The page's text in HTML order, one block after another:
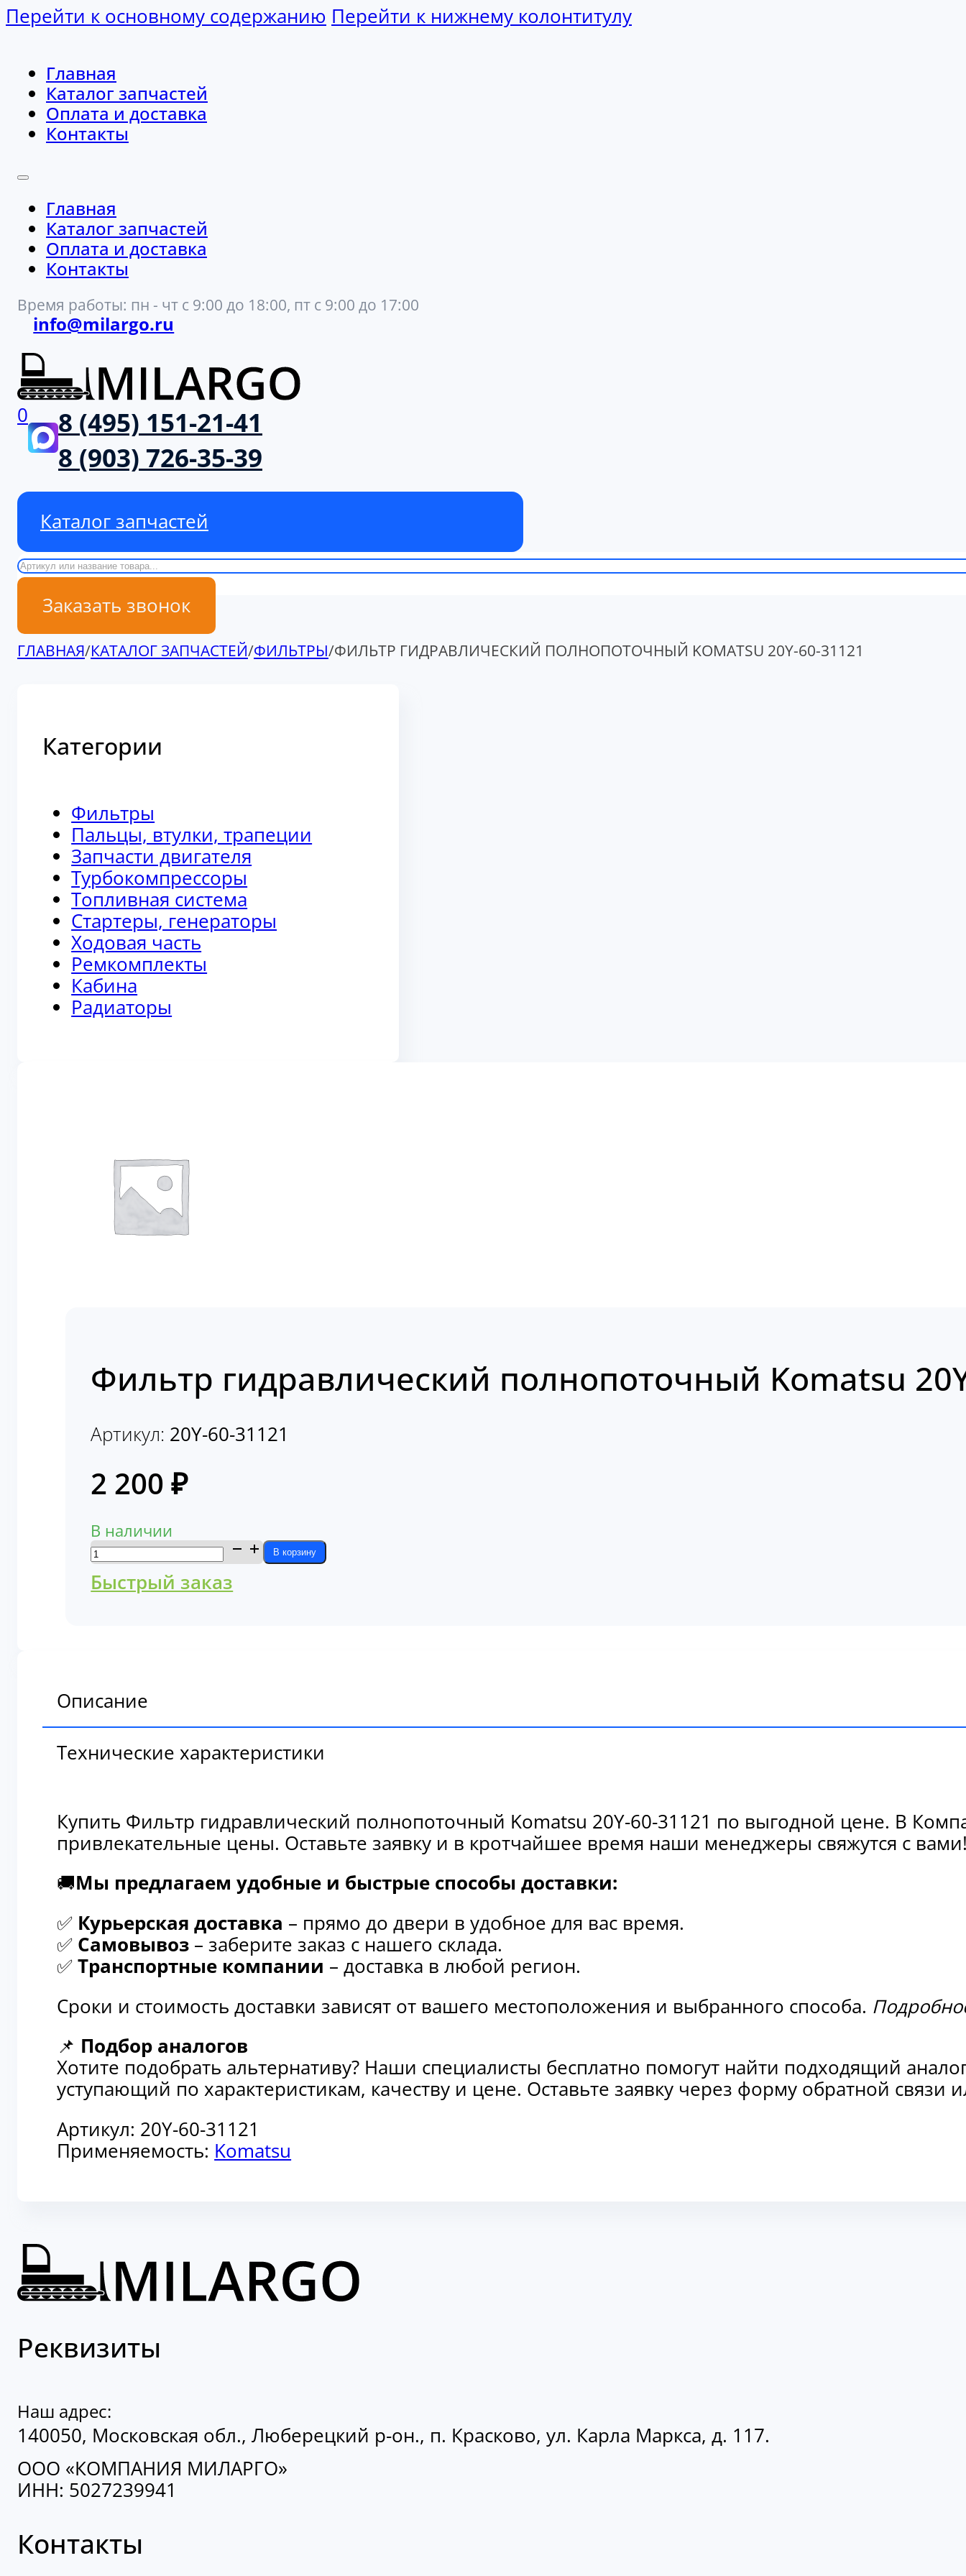
Перейти к основному содержанию Перейти к нижнему колонтитулу
Главная
Каталог запчастей
Оплата и доставка
Контакты
Главная
Каталог запчастей
Оплата и доставка
Контакты
Время работы: пн - чт с 9:00 до 18:00, пт с 9:00 до 17:00
info@milargo.ru
0
8 (495) 151-21-41
8 (903) 726-35-39
Каталог запчастей
Поиск
Заказать звонок
ГЛАВНАЯ/КАТАЛОГ ЗАПЧАСТЕЙ/ФИЛЬТРЫ/ФИЛЬТР ГИДРАВЛИЧЕСКИЙ ПОЛНОПОТОЧНЫЙ KOMATSU 20Y-60-31121
Категории
Фильтры
Пальцы, втулки, трапеции
Запчасти двигателя
Турбокомпрессоры
Топливная система
Стартеры, генераторы
Ходовая часть
Ремкомплекты
Кабина
Радиаторы
Фильтр гидравлический полнопоточный Komatsu
Артикул: 20Y-60-31121
2 200₽
В наличии
Количество
товара
Фильтр
60-
31121
В корзину
Быстрый заказ
Описание
Технические характеристики
Купить Фильтр гидравлический полнопоточный Komatsu 20Y-60-31121 по выгодной цене. В
привлекательные цены. Оставьте заявку и в кротчайшее время наши менеджеры свяжутся с
🚚Мы предлагаем удобные и быстрые способы доставки:
✅ Курьерская доставка – прямо до двери в удобное для вас время.
✅ Самовывоз – заберите заказ с нашего склада.
✅ Транспортные компании – доставка в любой регион.
Сроки и стоимость доставки зависят от вашего местоположения и выбранного способа.
📌 Подбор аналогов
Хотите подобрать альтернативу? Наши специалисты бесплатно помогут найти подходящий
уступающий по характеристикам, качеству и цене. Оставьте заявку через форму обратной
Артикул: 20Y-60-31121
Применяемость: Komatsu
Реквизиты
Наш адрес:
140050, Московская обл., Люберецкий р-он., п. Красково, ул. Карла Маркса, д. 117.
ООО «КОМПАНИЯ МИЛАРГО»
ИНН: 5027239941
Контакты